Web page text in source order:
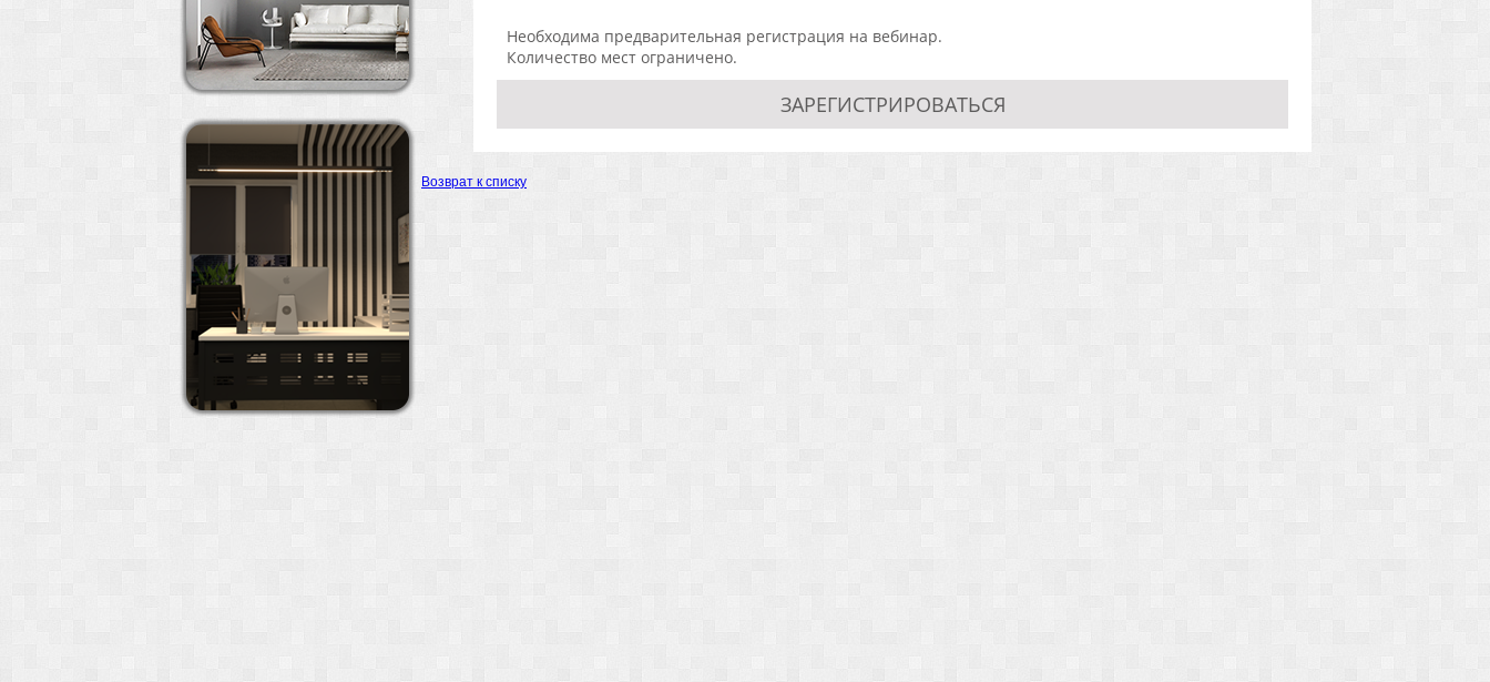
Необходима предварительная регистрация на вебинар.
Количество мест ограничено.
ЗАРЕГИСТРИРОВАТЬСЯ
Возврат к списку